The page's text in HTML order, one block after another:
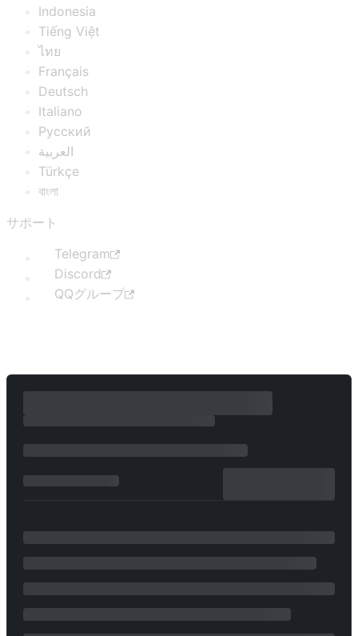
Indonesia
Tiếng Việt
ไทย
Français
Deutsch
Italiano
Русский
العربية
Türkçe
বাংলা
サポート
Telegram
Discord
QQグループ